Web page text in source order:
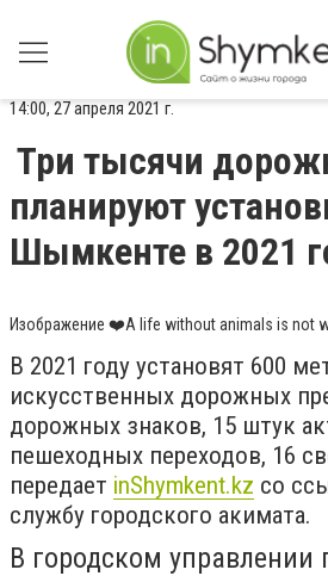
14:00, 27 апреля 2021 г.
Три тысячи
планируют
Шымкенте в 2021
Изображение ❤️A life without animals is not
В 2021 году установят 600
искусственных дорожных
дорожных знаков, 15 штук
пешеходных переходов, 16
передает inShymkent.kz со
службу городского акимата.
В городском управлении